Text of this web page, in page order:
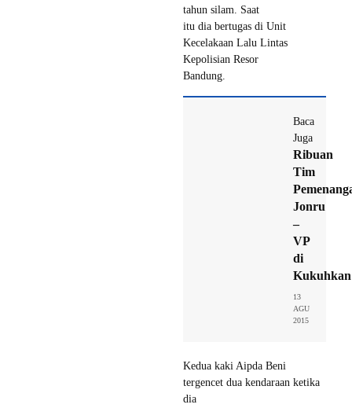
tahun silam. Saat
itu dia bertugas di Unit
Kecelakaan Lalu Lintas
Kepolisian Resor
Bandung.
Baca
Juga
Ribuan
Tim
Jonru
–
VP
di
Kukuhkan
13
AGU
2015
Kedua kaki Aipda Beni
tergencet dua kendaraan ketika
dia